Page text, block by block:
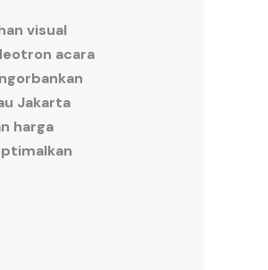
visual
acara
Jakarta
harga